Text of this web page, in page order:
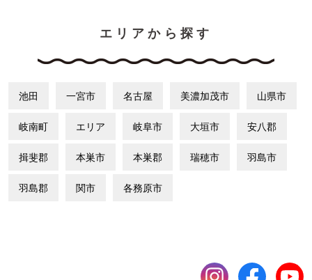
エリアから探す
池田 一宮市 名古屋 美濃加茂市 山県市
岐南町 エリア 岐阜市 大垣市 安八郡
揖斐郡 本巣市 本巣郡 瑞穂市 羽島市
羽島郡 関市 各務原市